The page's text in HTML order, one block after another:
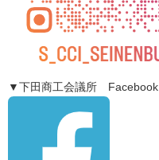
▼下田商工会議所 Facebook